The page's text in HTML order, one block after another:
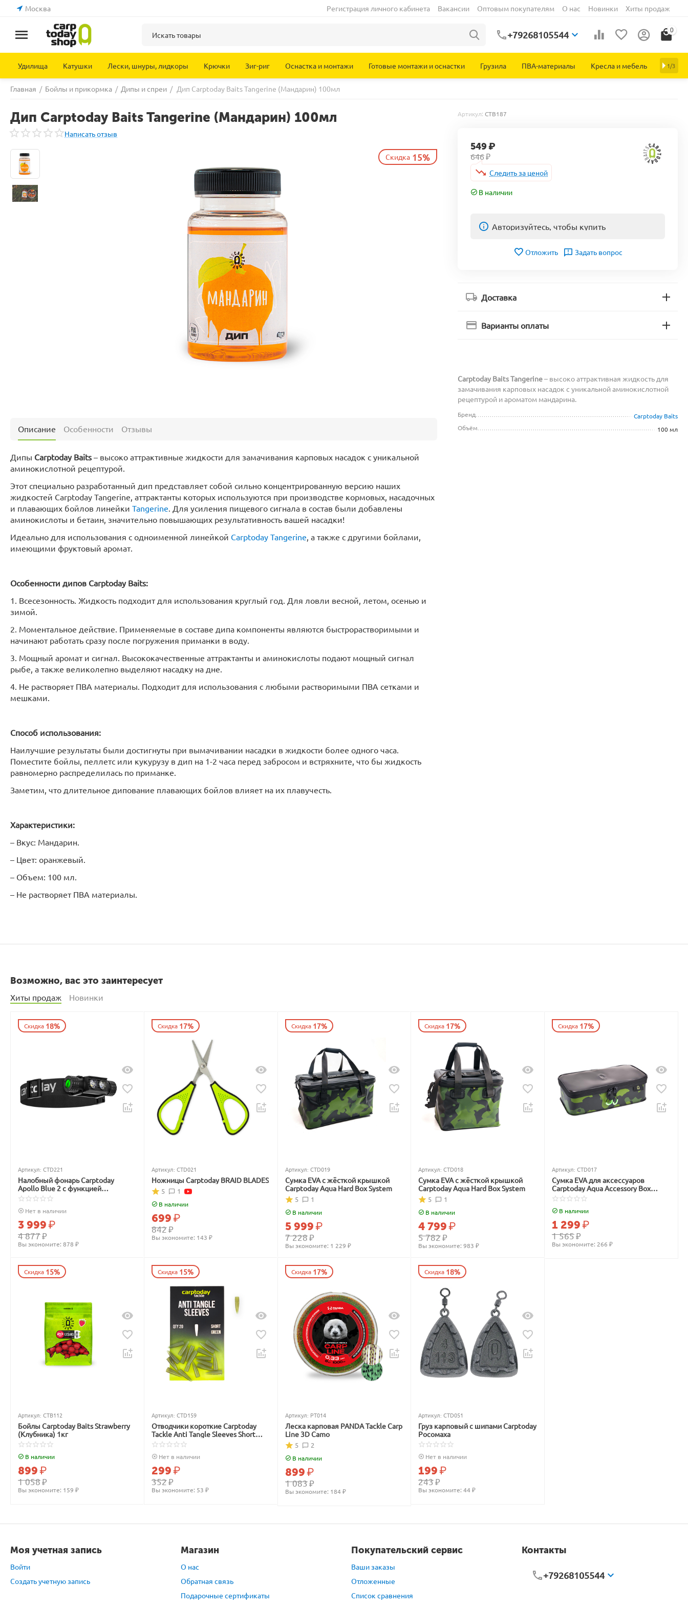
Москва Регистрация личного кабинета Вакансии Оптовым покупателям О нас Новинки Хиты продаж
+79268105544 0
Удилища Катушки Лески, шнуры, лидкоры Крючки Зиг-риг Оснастка и монтажи Готовые монтажи и оснастки Грузила ПВА-материалы Кресла и мебель 1/3
Главная / Бойлы и прикормка / Дипы и спреи / Дип Carptoday Baits Tangerine (Мандарин) 100мл
Дип Carptoday Baits Tangerine (Мандарин) 100мл
Написать отзыв
Артикул: CTB187
549₽
646₽
Следить за ценой
В наличии
Авторизуйтесь, чтобы купить
Отложить Задать вопрос
Доставка
Варианты оплаты
Carptoday Baits Tangerine– высоко аттрактивная жидкость для
замачивания карповых насадок с уникальной аминокислотной
рецептурой и ароматом мандарина.
Бренд
Carptoday Baits
Объём
100 мл
Описание Особенности Отзывы
Дипы Carptoday Baits – высоко аттрактивные жидкости для замачивания карповых насадок с уникальной
аминокислотной рецептурой.
Этот специально разработанный дип представляет собой сильно концентрированную версию наших
жидкостей Carptoday Tangerine, аттрактанты которых используются при производстве кормовых, насадочных
и плавающих бойлов линейки Tangerine. Для усиления пищевого сигнала в состав были добавлены
аминокислоты и бетаин, значительно повышающих результативность вашей насадки!
Идеально для использования с одноименной линейкой Carptoday Tangerine, а также с другими бойлами,
имеющими фруктовый аромат.
Особенности дипов Carptoday Baits:
1. Всесезонность. Жидкость подходит для использования круглый год. Для ловли весной, летом, осенью и
зимой.
2. Моментальное действие. Применяемые в составе дипа компоненты являются быстрорастворимыми и
начинают работать сразу после погружения приманки в воду.
3. Мощный аромат и сигнал. Высококачественные аттрактанты и аминокислоты подают мощный сигнал
рыбе, а также великолепно выделяют насадку на дне.
4. Не растворяет ПВА материалы. Подходит для использования с любыми растворимыми ПВА сетками и
мешками.
Способ использования:
Наилучшие результаты были достигнуты при вымачивании насадки в жидкости более одного часа.
Поместите бойлы, пеллетс или кукурузу в дип на 1-2 часа перед забросом и встряхните, что бы жидкость
равномерно распределилась по приманке.
Заметим, что длительное дипование плавающих бойлов влияет на их плавучесть.
Характеристики:
– Вкус: Мандарин.
– Цвет: оранжевый.
– Объем: 100 мл.
– Не растворяет ПВА материалы.
Возможно, вас это заинтересует
Хиты продаж Новинки
Скидка 18%
Артикул: CTD221
Налобный фонарь Carptoday
Apollo Blue 2 с функцией
подсвечивания лески синим
светом
Нет в наличии
4 877₽
3 999₽
Вы экономите: 878 ₽
Скидка 17%
Артикул: CTD021
Ножницы Carptoday BRAID BLADES
1
5
В наличии
842₽
699₽
Вы экономите: 143 ₽
Скидка 17%
Артикул: CTD019
Сумка EVA с жёсткой крышкой
Carptoday Aqua Hard Box System
1
5
В наличии
7 228₽
5 999₽
Вы экономите: 1 229 ₽
Скидка 17%
Артикул: CTD018
Сумка EVA с жёсткой крышкой
Carptoday Aqua Hard Box System
1
5
В наличии
5 782₽
4 799₽
Вы экономите: 983 ₽
Скидка 17%
Артикул: CTD017
Сумка EVA для аксессуаров
Carptoday Aqua Accessory Box
System
В наличии
1 565₽
1 299₽
Вы экономите: 266 ₽
Скидка 15%
Артикул: CTB112
Бойлы Carptoday Baits Strawberry
(Клубника) 1кг
В наличии
1 058₽
899₽
Вы экономите: 159 ₽
Скидка 15%
Артикул: CTD159
Отводчики короткие Carptoday
Tackle Anti Tangle Sleeves Short
зелёные
Нет в наличии
352₽
299₽
Вы экономите: 53 ₽
Скидка 17%
Артикул: PT014
Леска карповая PANDA Tackle Carp
Line 3D Camo
2
5
В наличии
1 083₽
899₽
Вы экономите: 184 ₽
Скидка 18%
Артикул: CTD051
Груз карповый с шипами Carptoday
Росомаха
Нет в наличии
243₽
199₽
Вы экономите: 44 ₽
Моя учетная запись
Войти
Создать учетную запись
Магазин
О нас
Обратная связь
Подарочные сертификаты
Покупательский сервис
Ваши заказы
Отложенные
Список сравнения
Контакты
+79268105544